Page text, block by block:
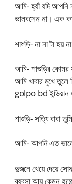
আমি- হ্যাঁ যদি আপনি
ভালবসেন না। এক
শাশুড়ি- না না টা হয়
আমি- শাশুড়ির কোমর
আমি খাবার মুখে
golpo bd ইন্ডিয়ান
শাশুড়ি- সত্যি বাবা
আমি- আপনি এত
দুজনে খেয়ে দেয়ে
ব্যবসা আয় কেমন